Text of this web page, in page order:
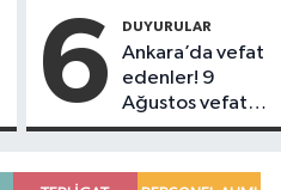
6 DUYURULAR
Ankara’da vefat
edenler! 9
Ağustos vefat
listesi